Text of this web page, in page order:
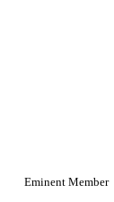
Eminent Member